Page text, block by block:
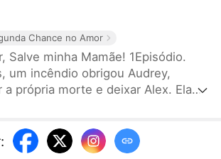
Chance no Amor
Salve minha Mamãe! 1Episódio.
um incêndio obrigou Audrey,
a própria morte e deixar Alex. Ela
com frieza é sua própria filha?
: